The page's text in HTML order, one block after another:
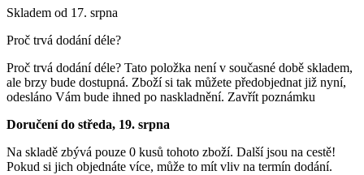
Skladem od 17. srpna
Proč trvá dodání déle?
Proč trvá dodání déle? Tato položka není v současné době skladem,
ale brzy bude dostupná. Zboží si tak můžete předobjednat již nyní,
odesláno Vám bude ihned po naskladnění. Zavřít poznámku
Doručení do středa, 19. srpna
Na skladě zbývá pouze 0 kusů tohoto zboží. Další jsou na cestě!
Pokud si jich objednáte více, může to mít vliv na termín dodání.